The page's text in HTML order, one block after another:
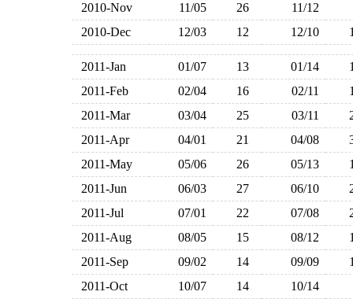
2010-Nov
11/05 26
11/12
2010-Dec
12/03 12 12/10
2011-Jan 01/07 13 01/14
2011-Feb
02/04 16 02/11
2011-Mar
03/04 25 03/11
2011-Apr
04/01 21 04/08
2011-May
05/06 26 05/13
2011-Jun
06/03 27 06/10
2011-Jul
07/01 22 07/08
2011-Aug
08/05 15 08/12
2011-Sep
09/02 14 09/09
2011-Oct
10/07 14
10/14